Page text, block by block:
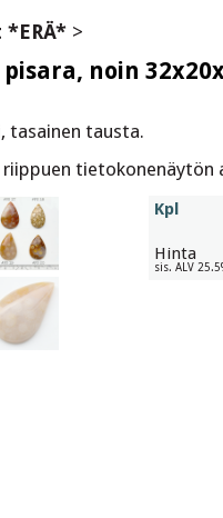
>
noin
tasainen tausta.
tietokonenäytön
Kpl
Hinta
sis. ALV